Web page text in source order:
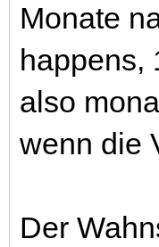
Monate
happens,
also
wenn die
Der